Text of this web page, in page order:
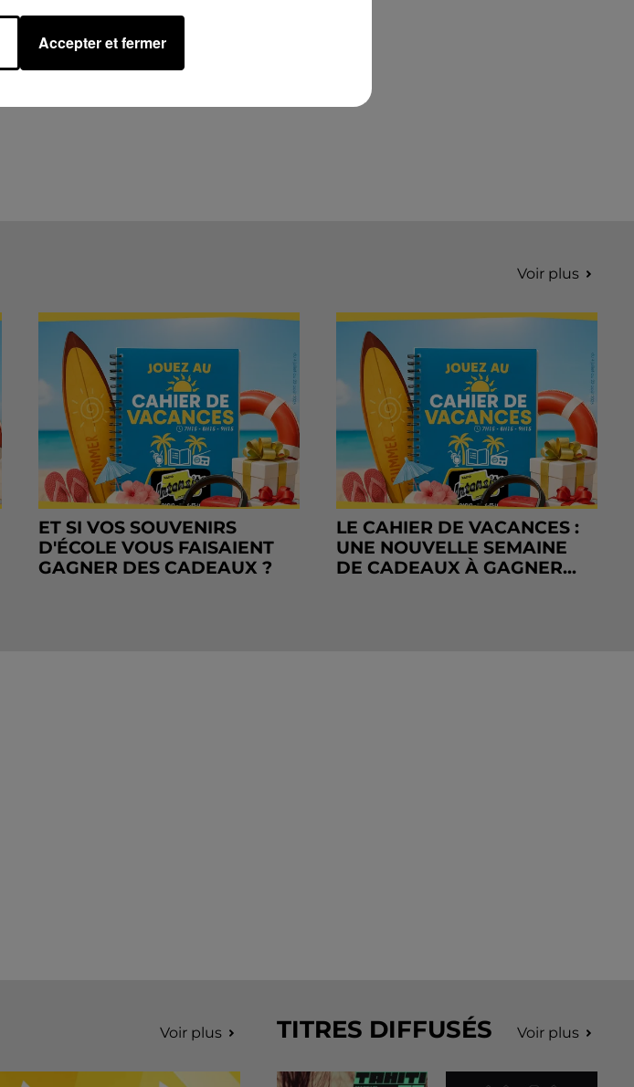
Voir plus
ET SI VOS SOUVENIRS
D'ÉCOLE VOUS FAISAIENT
GAGNER DES CADEAUX ?
LE CAHIER DE VACANCES :
UNE NOUVELLE SEMAINE
DE CADEAUX À GAGNER...
Voir plus TITRES DIFFUSÉS Voir plus
Accepter et fermer